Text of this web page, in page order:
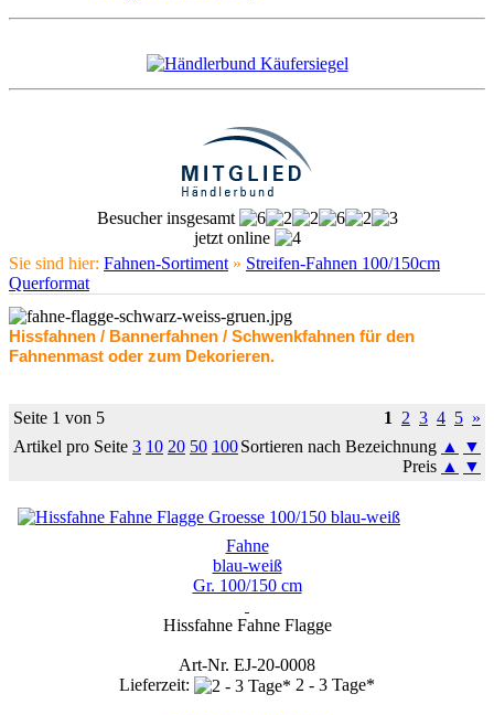
Besucher insgesamt
jetzt online
Sie sind hier: Fahnen-Sortiment » Streifen-Fahnen 100/150cm
Querformat
Hissfahnen / Bannerfahnen / Schwenkfahnen für den
Fahnenmast oder zum Dekorieren.
Seite 1 von 5 1 2 3 4 5 »
Artikel pro Seite 3 10 20 50 100Sortieren nach Bezeichnung ▲
▼
Preis ▲ ▼
Fahne
blau-weiß
Gr. 100/150 cm
Hissfahne Fahne Flagge
Art-Nr. EJ-20-0008
Lieferzeit:
2 - 3 Tage*